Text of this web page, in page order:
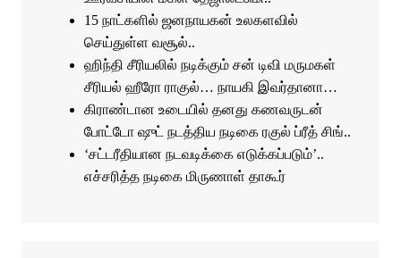
15 நாட்களில் ஜனநாயகன் உலகளவில்
செய்துள்ள வசூல்..
ஹிந்தி சீரியலில் நடிக்கும் சன் டிவி மருமகள்
சீரியல் ஹீரோ ராகுல்… நாயகி இவர்தானா…
கிராண்டான உடையில் தனது கணவருடன்
போட்டோ ஷுட் நடத்திய நடிகை ரகுல் ப்ரீத் சிங்..
‘சட்டரீதியான நடவடிக்கை எடுக்கப்படும்’..
எச்சரித்த நடிகை மிருணாள் தாகூர்